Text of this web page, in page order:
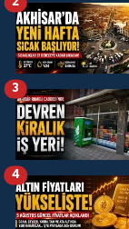
3
4